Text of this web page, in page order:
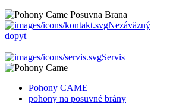
Nezáväzný
dopyt
Servis
Pohony CAME
pohony na posuvné brány